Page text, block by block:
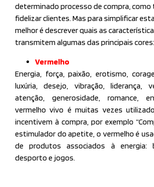
determinado processo de compra, como
fidelizar clientes. Mas para simplificar
melhor é descrever quais as
transmitem algumas das principais cores:
Vermelho
Energia, força, paixão, erotismo,
luxúria, desejo, vibração, liderança,
atenção, generosidade, romance,
vermelho vivo é muitas vezes
incentivem à compra, por exemplo
estimulador do apetite, o vermelho é
de produtos associados à energia:
desporto e jogos.